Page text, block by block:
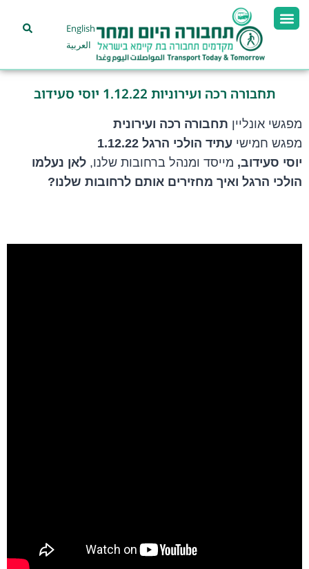
English
العربية
תחבורה רכה ועירוניות 1.12.22 יוסי סעידוב
מפגשי אונליין תחבורה רכה ועירונית
מפגש חמישי עתיד הולכי הרגל 1.12.22
יוסי סעידוב, מייסד ומנהל ברחובות שלנו, לאן נעלמו
הולכי הרגל ואיך מחזירים אותם לרחובות שלנו?